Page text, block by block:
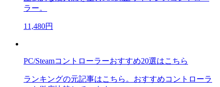
ラー。
11,480円
PC/Steamコントローラーおすすめ20選はこちら
ランキングの元記事はこちら。おすすめコントローラ